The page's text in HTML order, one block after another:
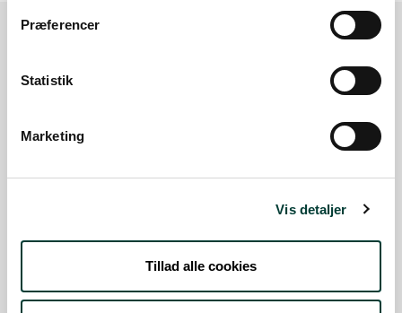
Præferencer
Statistik
Marketing
Vis detaljer
Tillad alle cookies
Sådan kommer du dertil
Parkering
Der er ingen parkeringspladser i umiddelbar nærhed
af faciliteten.